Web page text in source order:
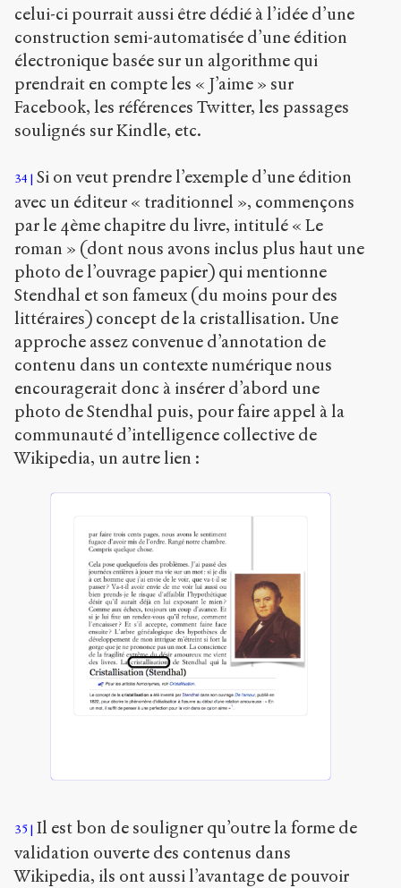
celui-ci pourrait aussi être dédié à l’idée d’une
construction semi-automatisée d’une édition
électronique basée sur un algorithme qui
prendrait en compte les « J’aime » sur
Facebook, les références Twitter, les passages
soulignés sur Kindle, etc.
34
Si on veut prendre l’exemple d’une édition
avec un éditeur « traditionnel », commençons
par le 4ème chapitre du livre, intitulé « Le
roman » (dont nous avons inclus plus haut une
photo de l’ouvrage papier) qui mentionne
Stendhal et son fameux (du moins pour des
littéraires) concept de la cristallisation. Une
approche assez convenue d’annotation de
contenu dans un contexte numérique nous
encouragerait donc à insérer d’abord une
photo de Stendhal puis, pour faire appel à la
communauté d’intelligence collective de
Wikipedia, un autre lien :
35 Il est bon de souligner qu’outre la forme de
validation ouverte des contenus dans
Wikipedia, ils ont aussi l’avantage de pouvoir